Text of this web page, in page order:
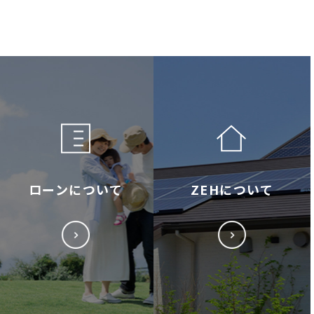
ローンについて ZEHについて